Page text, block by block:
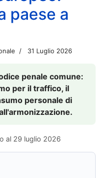
paese a
31 Luglio 2026
penale comune:
per il traffico, il
personale di
al 29 luglio 2026